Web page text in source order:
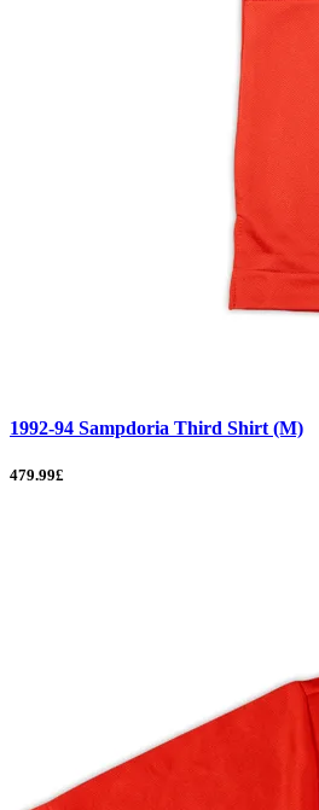
1992-94 Sampdoria Third Shirt (M)
479.99£